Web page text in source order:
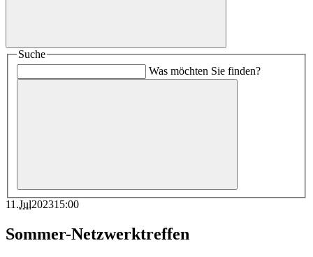
Suche
Was möchten Sie finden?
11 .Jul202315:00
Sommer-Netzwerktreffen